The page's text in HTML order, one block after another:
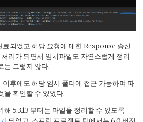
료되었고 해당 요청에 대한 Response 송신
리가 되면서 임시파일도 자연스럽게 정리
는 그렇지 않다.
후에도 해당 임시 폴더에 접근 가능하며 파
을 확인할 수 있었다.
5.3.13 부터는 파일을 정리할 수 있도록